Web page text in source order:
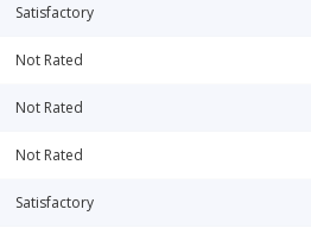
Satisfactory
Not Rated
Not Rated
Not Rated
Satisfactory